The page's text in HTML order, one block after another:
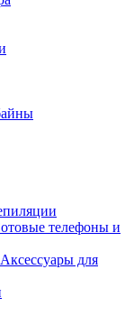
телефоны и
Аксессуары для